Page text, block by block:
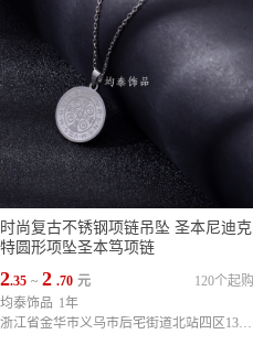
时尚复古不锈钢项链吊坠 圣本尼迪克
特圆形项坠圣本笃项链
2.35 ~ 2 .70 元
120个起购
均泰饰品 1年
浙江省金华市义乌市后宅街道北站四区137幢3-5